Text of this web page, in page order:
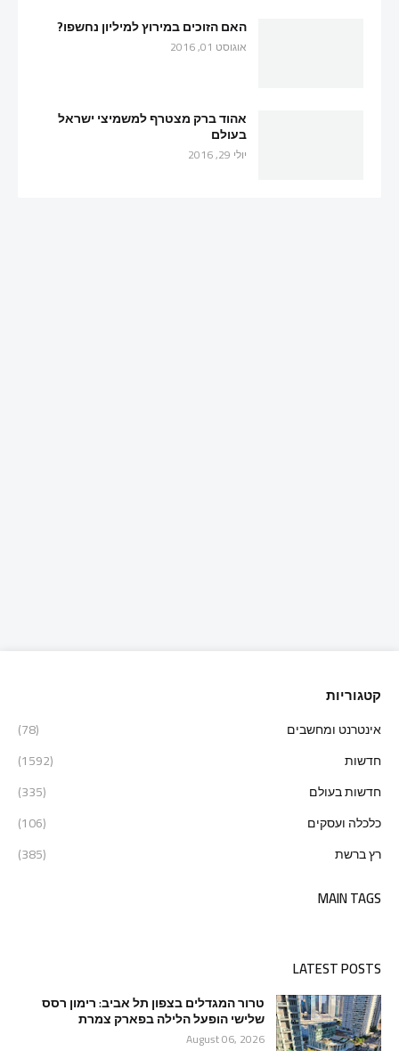
האם הזוכים במירוץ למיליון נחשפו?
אוגוסט 01, 2016
אהוד ברק מצטרף למשמיצי ישראל
בעולם
יולי 29, 2016
קטגוריות
אינטרנט ומחשבים
(78)
חדשות
(1592)
חדשות בעולם
(335)
כלכלה ועסקים
(106)
רץ ברשת
(385)
MAIN TAGS
LATEST POSTS
טרור המגדלים בצפון תל אביב: רימון רסס
שלישי הופעל הלילה בפארק צמרת
August 06, 2026